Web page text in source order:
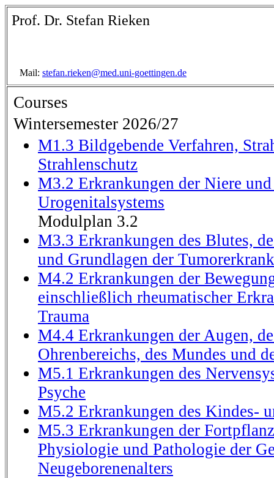
Prof. Dr. Stefan Rieken
Mail: stefan.rieken@med.uni-goettingen.de
Courses
Wintersemester 2026/27
M1.3 Bildgebende Verfahren,
Strahlenschutz
M3.2 Erkrankungen der Niere und
Urogenitalsystems
Modulplan 3.2
M3.3 Erkrankungen des Blutes,
und Grundlagen der
M4.2 Erkrankungen der
einschließlich rheumatischer
Trauma
M4.4 Erkrankungen der Augen,
Ohrenbereichs, des Mundes und
M5.1 Erkrankungen des
Psyche
M5.2 Erkrankungen des Kindes-
M5.3 Erkrankungen der
Physiologie und Pathologie der
Neugeborenenalters